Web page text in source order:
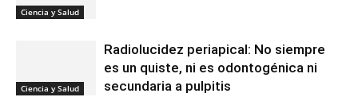
Ciencia y Salud
Ciencia y Salud
Radiolucidez periapical: No siempre
es un quiste, ni es odontogénica ni
secundaria a pulpitis